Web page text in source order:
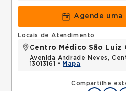
Agende uma
Compartilhe
Locais de Atendimento
Centro Médico São Luiz
Avenida Andrade Neves,
13013161 •
Mapa